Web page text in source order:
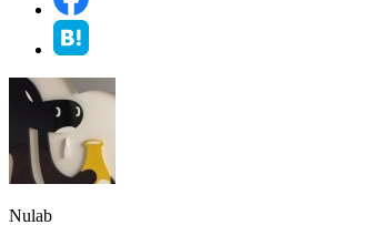
Nulab